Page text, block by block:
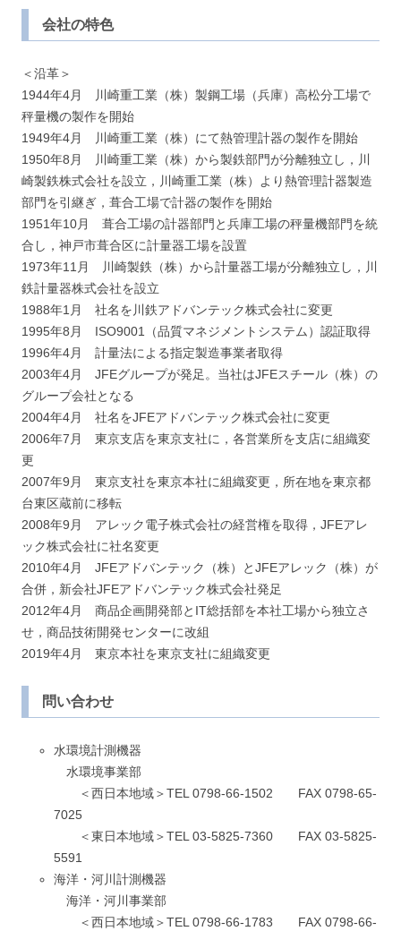
会社の特色
＜沿革＞
1944年4月 川崎重工業（株）製鋼工場（兵庫）高松分工場で
秤量機の製作を開始
1949年4月 川崎重工業（株）にて熱管理計器の製作を開始
1950年8月 川崎重工業（株）から製鉄部門が分離独立し，川
崎製鉄株式会社を設立，川崎重工業（株）より熱管理計器製造
部門を引継ぎ，葺合工場で計器の製作を開始
1951年10月 葺合工場の計器部門と兵庫工場の秤量機部門を統
合し，神戸市葺合区に計量器工場を設置
1973年11月 川崎製鉄（株）から計量器工場が分離独立し，川
鉄計量器株式会社を設立
1988年1月 社名を川鉄アドバンテック株式会社に変更
1995年8月 ISO9001（品質マネジメントシステム）認証取得
1996年4月 計量法による指定製造事業者取得
2003年4月 JFEグループが発足。当社はJFEスチール（株）の
グループ会社となる
2004年4月 社名をJFEアドバンテック株式会社に変更
2006年7月 東京支店を東京支社に，各営業所を支店に組織変
更
2007年9月 東京支社を東京本社に組織変更，所在地を東京都
台東区蔵前に移転
2008年9月 アレック電子株式会社の経営権を取得，JFEアレ
ック株式会社に社名変更
2010年4月 JFEアドバンテック（株）とJFEアレック（株）が
合併，新会社JFEアドバンテック株式会社発足
2012年4月 商品企画開発部とIT総括部を本社工場から独立さ
せ，商品技術開発センターに改組
2019年4月 東京本社を東京支社に組織変更
問い合わせ
水環境計測機器
水環境事業部
＜西日本地域＞TEL 0798-66-1502 FAX 0798-65-
7025
＜東日本地域＞TEL 03-5825-7360 FAX 03-5825-
5591
海洋・河川計測機器
海洋・河川事業部
＜西日本地域＞TEL 0798-66-1783 FAX 0798-66-